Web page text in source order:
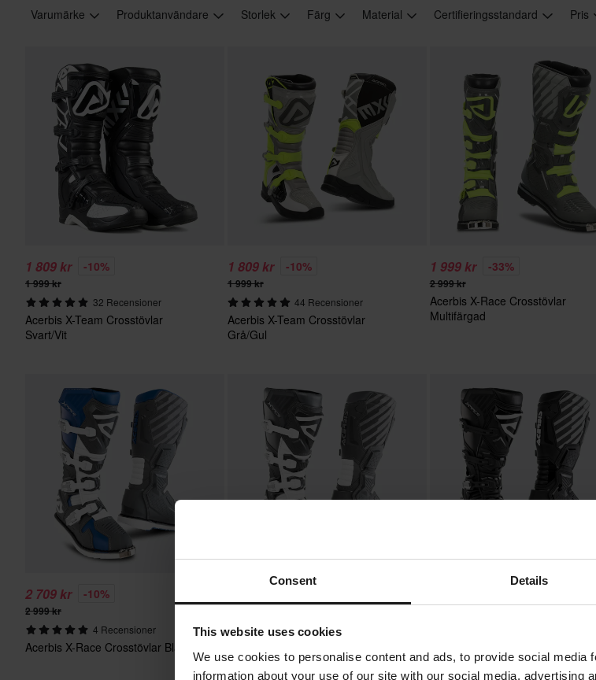
Consent Details
This website uses cookies
We use cookies to personalise content and ads, to provide social media
information about your use of our site with our social media, advertising
Varumärke Produktanvändare Storlek Färg Material Certifieringsstandard Pris
1 809 kr -10%
1 999 kr
32 Recensioner
Acerbis X-Team Crosstövlar
Svart/Vit
1 809 kr -10%
1 999 kr
44 Recensioner
Acerbis X-Team Crosstövlar
Grå/Gul
1 999 kr -33%
2 999 kr
Acerbis X-Race Crosstövlar
Multifärgad
2 709 kr -10%
2 999 kr
4 Recensioner
Acerbis X-Race Crosstövlar Blå/Grå
1 Recensioner